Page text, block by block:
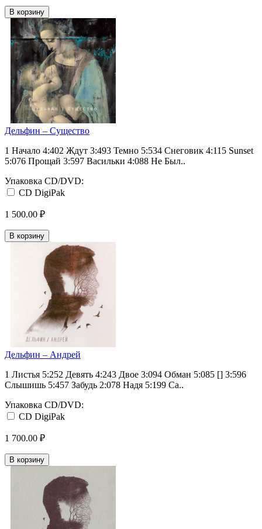
В корзину
Дельфин ‎– Существо
1 Начало 4:402 Ждут 3:493 Темно 5:534 Снеговик 4:115 Sunset
5:076 Прощай 3:597 Васильки 4:088 Не Был..
Упаковка CD/DVD:
CD DigiPak
1 500.00 ₽
В корзину
Дельфин ‎– Андрей
1 Листья 5:252 Девять 4:243 Двое 3:094 Обман 5:085 [] 3:596
Слышишь 5:457 Забудь 2:078 Надя 5:199 Са..
Упаковка CD/DVD:
CD DigiPak
1 700.00 ₽
В корзину